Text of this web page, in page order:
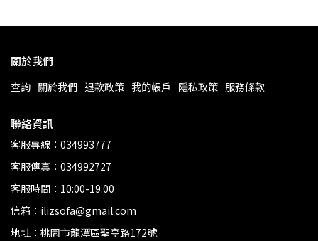
關於我們
查詢 關於我們 退款政策 我的帳戶 隱私政策 服務條款
聯絡資訊
客服專線：034993777
客服傳真：034992727
客服時間：10:00-19:00
信箱：ilizsofa@gmail.com
地址：桃園市龍潭區聖亭路172號